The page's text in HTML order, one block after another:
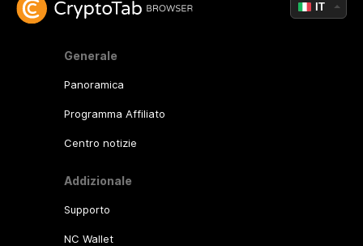
Generale
Panoramica
Programma Affiliato
Centro notizie
Addizionale
Supporto
NC Wallet
IT